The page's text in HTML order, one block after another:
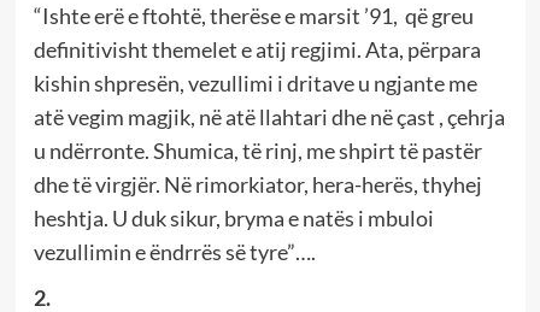
“Ishte erë e ftohtë, therëse e marsit ’91, që greu
definitivisht themelet e atij regjimi. Ata, përpara
kishin shpresën, vezullimi i dritave u ngjante me
atë vegim magjik, në atë llahtari dhe në çast , çehrja
u ndërronte. Shumica, të rinj, me shpirt të pastër
dhe të virgjër. Në rimorkiator, hera-herës, thyhej
heshtja. U duk sikur, bryma e natës i mbuloi
vezullimin e ëndrrës së tyre”….
2.